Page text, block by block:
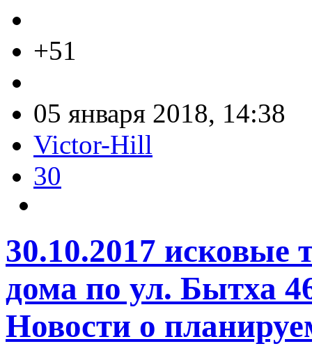
+51
05 января 2018, 14:38
Victor-Hill
30
30.10.2017 исковые
дома по ул. Бытха
Новости о